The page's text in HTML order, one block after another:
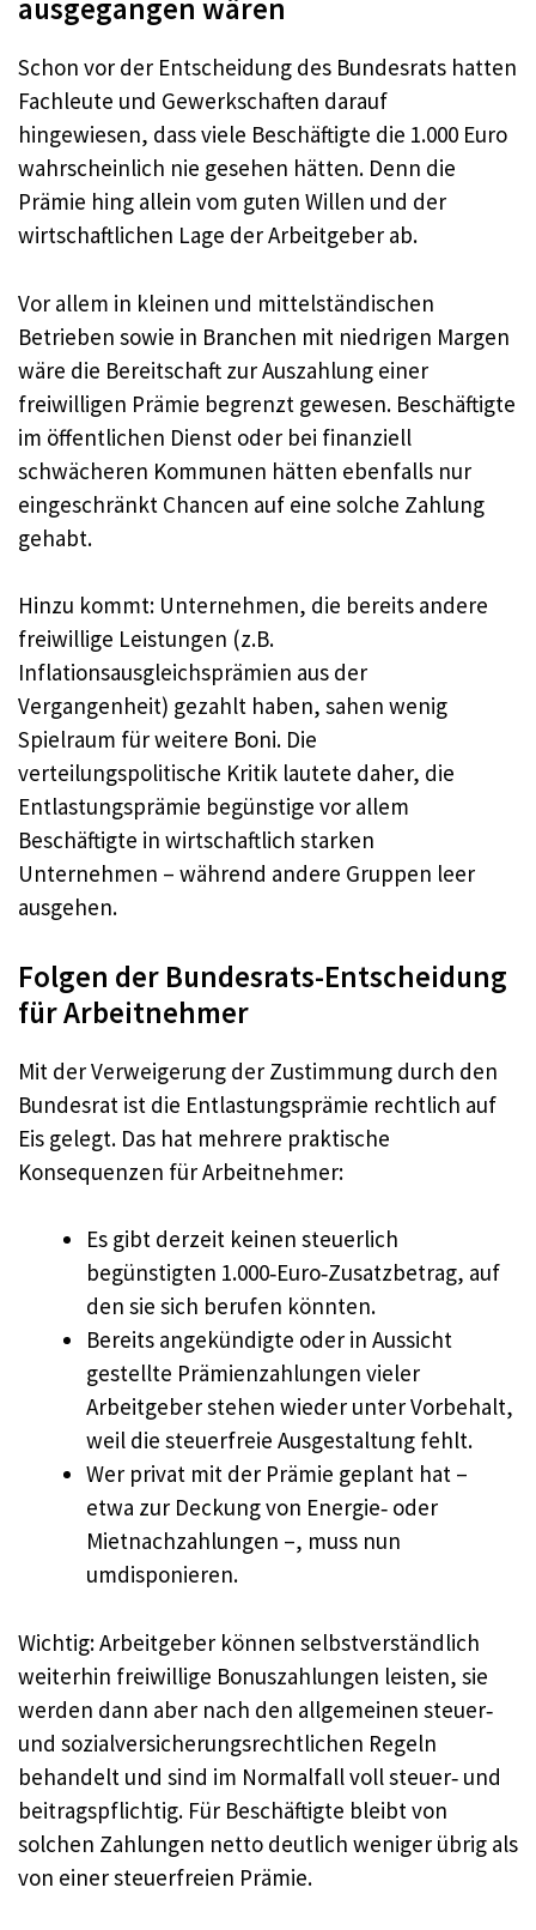
ausgegangen wären
Schon vor der Entscheidung des Bundesrats hatten
Fachleute und Gewerkschaften darauf
hingewiesen, dass viele Beschäftigte die 1.000 Euro
wahrscheinlich nie gesehen hätten. Denn die
Prämie hing allein vom guten Willen und der
wirtschaftlichen Lage der Arbeitgeber ab.
Vor allem in kleinen und mittelständischen
Betrieben sowie in Branchen mit niedrigen Margen
wäre die Bereitschaft zur Auszahlung einer
freiwilligen Prämie begrenzt gewesen. Beschäftigte
im öffentlichen Dienst oder bei finanziell
schwächeren Kommunen hätten ebenfalls nur
eingeschränkt Chancen auf eine solche Zahlung
gehabt.
Hinzu kommt: Unternehmen, die bereits andere
freiwillige Leistungen (z.B.
Inflationsausgleichsprämien aus der
Vergangenheit) gezahlt haben, sahen wenig
Spielraum für weitere Boni. Die
verteilungspolitische Kritik lautete daher, die
Entlastungsprämie begünstige vor allem
Beschäftigte in wirtschaftlich starken
Unternehmen – während andere Gruppen leer
ausgehen.
Folgen der Bundesrats-Entscheidung
für Arbeitnehmer
Mit der Verweigerung der Zustimmung durch den
Bundesrat ist die Entlastungsprämie rechtlich auf
Eis gelegt. Das hat mehrere praktische
Konsequenzen für Arbeitnehmer:
Es gibt derzeit keinen steuerlich
begünstigten 1.000‑Euro‑Zusatzbetrag, auf
den sie sich berufen könnten.
Bereits angekündigte oder in Aussicht
gestellte Prämienzahlungen vieler
Arbeitgeber stehen wieder unter Vorbehalt,
weil die steuerfreie Ausgestaltung fehlt.
Wer privat mit der Prämie geplant hat –
etwa zur Deckung von Energie‑ oder
Mietnachzahlungen –, muss nun
umdisponieren.
Wichtig: Arbeitgeber können selbstverständlich
weiterhin freiwillige Bonuszahlungen leisten, sie
werden dann aber nach den allgemeinen steuer‑
und sozialversicherungsrechtlichen Regeln
behandelt und sind im Normalfall voll steuer‑ und
beitragspflichtig. Für Beschäftigte bleibt von
solchen Zahlungen netto deutlich weniger übrig als
von einer steuerfreien Prämie.